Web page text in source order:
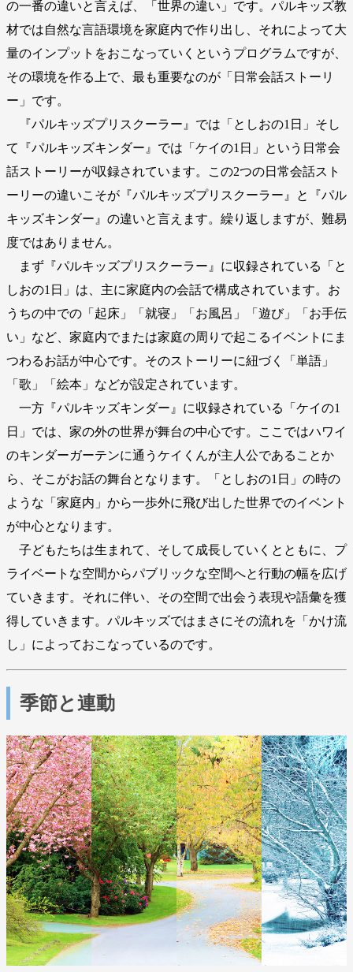
の一番の違いと言えば、「世界の違い」です。パルキッズ教
材では自然な言語環境を家庭内で作り出し、それによって大
量のインプットをおこなっていくというプログラムですが、
その環境を作る上で、最も重要なのが「日常会話ストーリ
ー」です。
『パルキッズプリスクーラー』では「としおの1日」そし
て『パルキッズキンダー』では「ケイの1日」という日常会
話ストーリーが収録されています。この2つの日常会話スト
ーリーの違いこそが『パルキッズプリスクーラー』と『パル
キッズキンダー』の違いと言えます。繰り返しますが、難易
度ではありません。
まず『パルキッズプリスクーラー』に収録されている「と
しおの1日」は、主に家庭内の会話で構成されています。お
うちの中での「起床」「就寝」「お風呂」「遊び」「お手伝
い」など、家庭内でまたは家庭の周りで起こるイベントにま
つわるお話が中心です。そのストーリーに紐づく「単語」
「歌」「絵本」などが設定されています。
一方『パルキッズキンダー』に収録されている「ケイの1
日」では、家の外の世界が舞台の中心です。ここではハワイ
のキンダーガーテンに通うケイくんが主人公であることか
ら、そこがお話の舞台となります。「としおの1日」の時の
ような「家庭内」から一歩外に飛び出した世界でのイベント
が中心となります。
子どもたちは生まれて、そして成長していくとともに、プ
ライベートな空間からパブリックな空間へと行動の幅を広げ
ていきます。それに伴い、その空間で出会う表現や語彙を獲
得していきます。パルキッズではまさにその流れを「かけ流
し」によっておこなっているのです。
季節と連動